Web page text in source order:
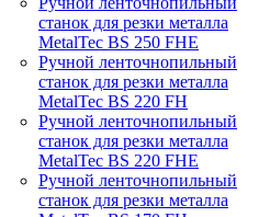
станок для резки металла
MetalTec BS 250 FHЕ
Ручной ленточнопильный
станок для резки металла
MetalTec BS 220 FH
Ручной ленточнопильный
станок для резки металла
MetalTec BS 220 FHЕ
Ручной ленточнопильный
станок для резки металла